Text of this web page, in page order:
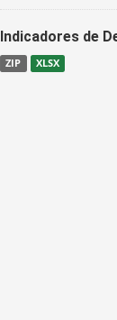
Indicadores de
ZIP XLSX